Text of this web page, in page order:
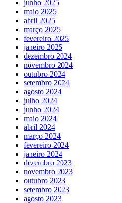
junho 2025
maio 2025
abril 2025
março 2025
fevereiro 2025
janeiro 2025
dezembro 2024
novembro 2024
outubro 2024
setembro 2024
agosto 2024
julho 2024
junho 2024
maio 2024
abril 2024
março 2024
fevereiro 2024
janeiro 2024
dezembro 2023
novembro 2023
outubro 2023
setembro 2023
agosto 2023